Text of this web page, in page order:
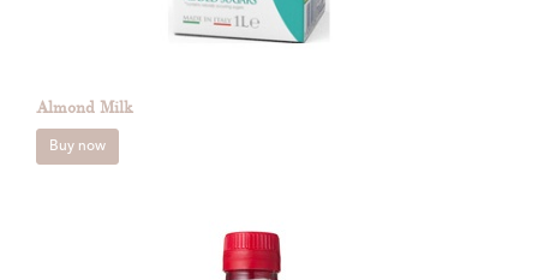
Almond Milk
Buy now